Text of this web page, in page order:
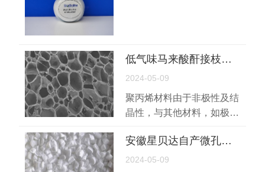
低气味马来酸酐接枝聚丙烯相容剂ST-13LO
2024-05-09
聚丙烯材料由于非极性及结
晶性，与其他材料，如极性
很差，无法制备有用的共混
材料。因此需要加入相容
安徽星贝达自产微孔聚合物载体
2024-05-09